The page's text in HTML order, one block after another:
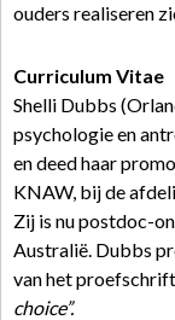
ouders realiseren
Curriculum Vitae
Shelli Dubbs
psychologie en
en deed haar
KNAW, bij de
Zij is nu postdoc-
Australië. Dubbs
van het
choice”.